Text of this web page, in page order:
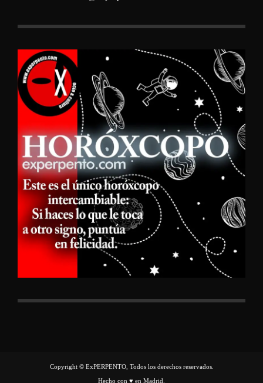
Copyright © ExPERPENTO, Todos los derechos reservados.
Hecho con ♥ en Madrid.